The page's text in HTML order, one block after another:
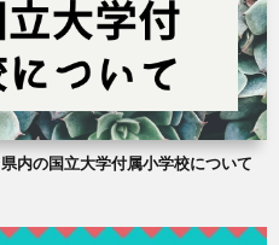
内の国立大学付属小学校について